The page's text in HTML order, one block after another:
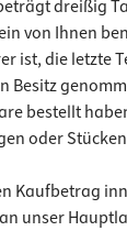
dreißig
von Ihnen
ist, die letzte
Besitz
bestellt
oder
Kaufbetrag
unser